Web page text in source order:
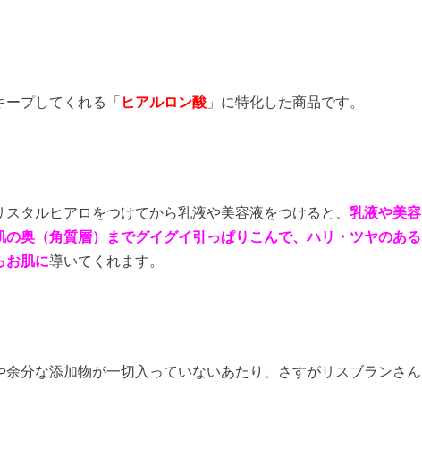
ープしてくれる「 ヒアルロン酸 」に特化した商品です。
スタルヒアロをつけてから乳液や美容液をつけると、 乳液や美容
の奥（角質層）までグイグイ引っぱりこんで、ハリ・ツヤのある
お肌に導いてくれます。
余分な添加物が一切入っていないあたり、さすがリスブランさん